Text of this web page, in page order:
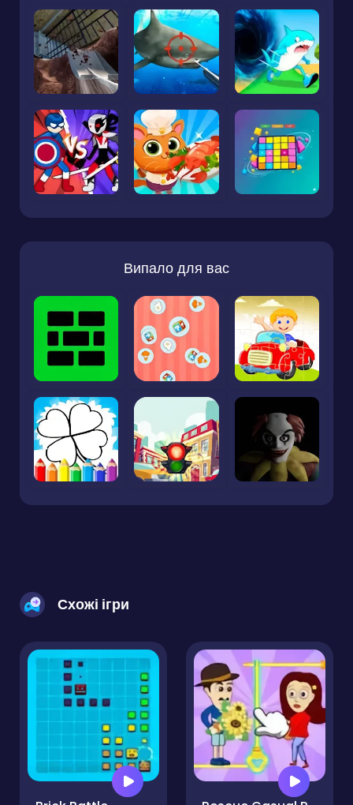
Випало для вас
Схожі ігри